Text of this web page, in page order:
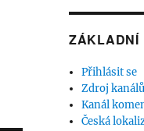
ZÁKLADNÍ
Přihlásit se
Zdroj
Kanál
Česká